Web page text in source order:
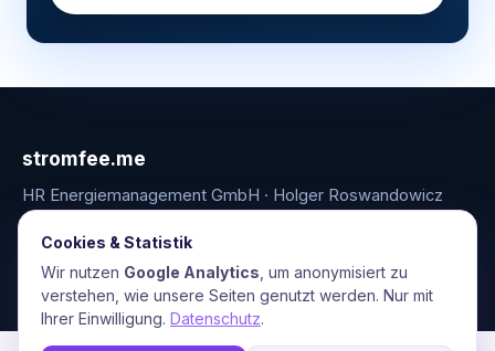
stromfee.me
HR Energiemanagement GmbH · Holger Roswandowicz
Bünde, Deutschland · 05223-4921030 · hr@stromfee.ai
AppsEnergiemonitoring
ImpressumAGBDatenschutz
Cookies & Statistik
Wir nutzen Google Analytics , um anonymisiert zu
verstehen, wie unsere Seiten genutzt werden. Nur mit
Ihrer Einwilligung. Datenschutz.